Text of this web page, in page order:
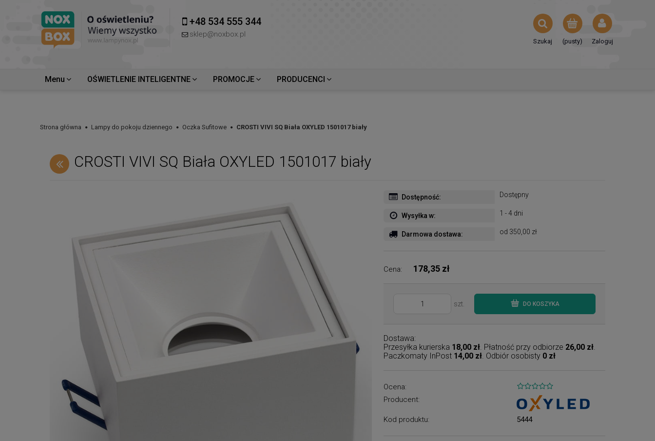
+48 534 555 344
sklep@noxbox.pl
(pusty) Zaloguj
Szukaj
Menu OŚWIETLENIE INTELIGENTNE PROMOCJE PRODUCENCI
Strona główna Lampy do pokoju dziennego Oczka Sufitowe CROSTI VIVI SQ Biała OXYLED 1501017 biały
CROSTI VIVI SQ Biała OXYLED 1501017 biały
Dostępność: Dostępny
Wysyłka w: 1 - 4 dni
Darmowa dostawa: od 350,00 zł
Cena: 178,35 zł
szt. DO KOSZYKA
Dostawa:
Przesyłka kurierska 18,00 zł. Płatność przy odbiorze 26,00 zł.
Paczkomaty InPost 14,00 zł. Odbiór osobisty 0 zł
Ocena:
Producent:
Kod produktu: 5444